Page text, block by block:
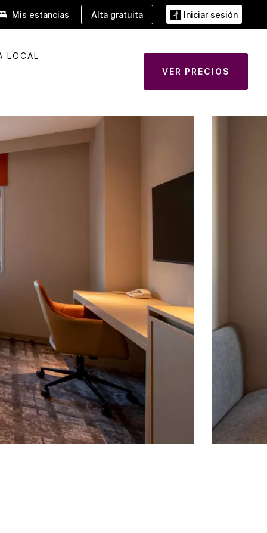
Mis estancias Alta gratuita Iniciar sesión
LOCAL
VER PRECIOS